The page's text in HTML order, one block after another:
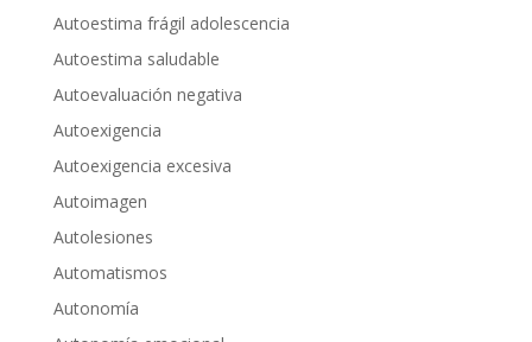
Autoestima frágil adolescencia
Autoestima saludable
Autoevaluación negativa
Autoexigencia
Autoexigencia excesiva
Autoimagen
Autolesiones
Automatismos
Autonomía